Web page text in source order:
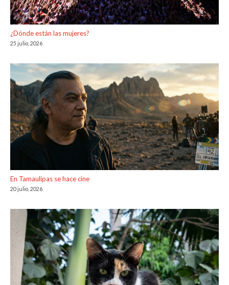
¿Dónde están las mujeres?
25 julio, 2026
En Tamaulipas se hace cine
20 julio, 2026